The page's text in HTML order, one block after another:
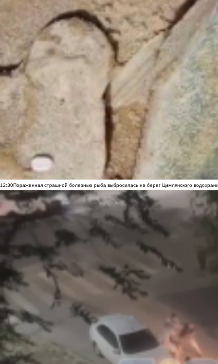
12:30Пораженная страшной болезнью рыба выбросилась на берег Цимлянского